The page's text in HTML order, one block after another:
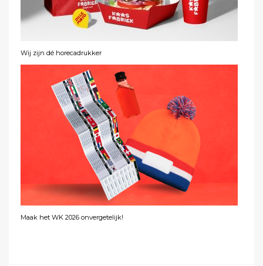
Wij zijn dé horecadrukker
Maak het WK 2026 onvergetelijk!